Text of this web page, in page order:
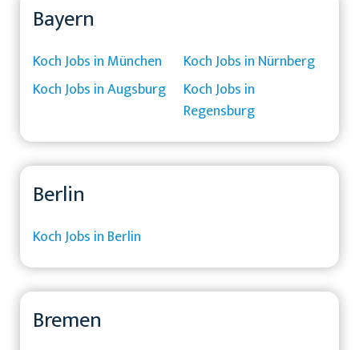
Bayern
Koch Jobs in München
Koch Jobs in Nürnberg
Koch Jobs in Augsburg
Koch Jobs in
Regensburg
Berlin
Koch Jobs in Berlin
Bremen